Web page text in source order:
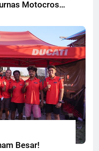
Motocross
Besar!